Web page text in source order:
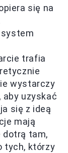
się na
trafia
wystarczy
aby uzyskać
się z ideą
mają
dotrą tam,
tych, którzy